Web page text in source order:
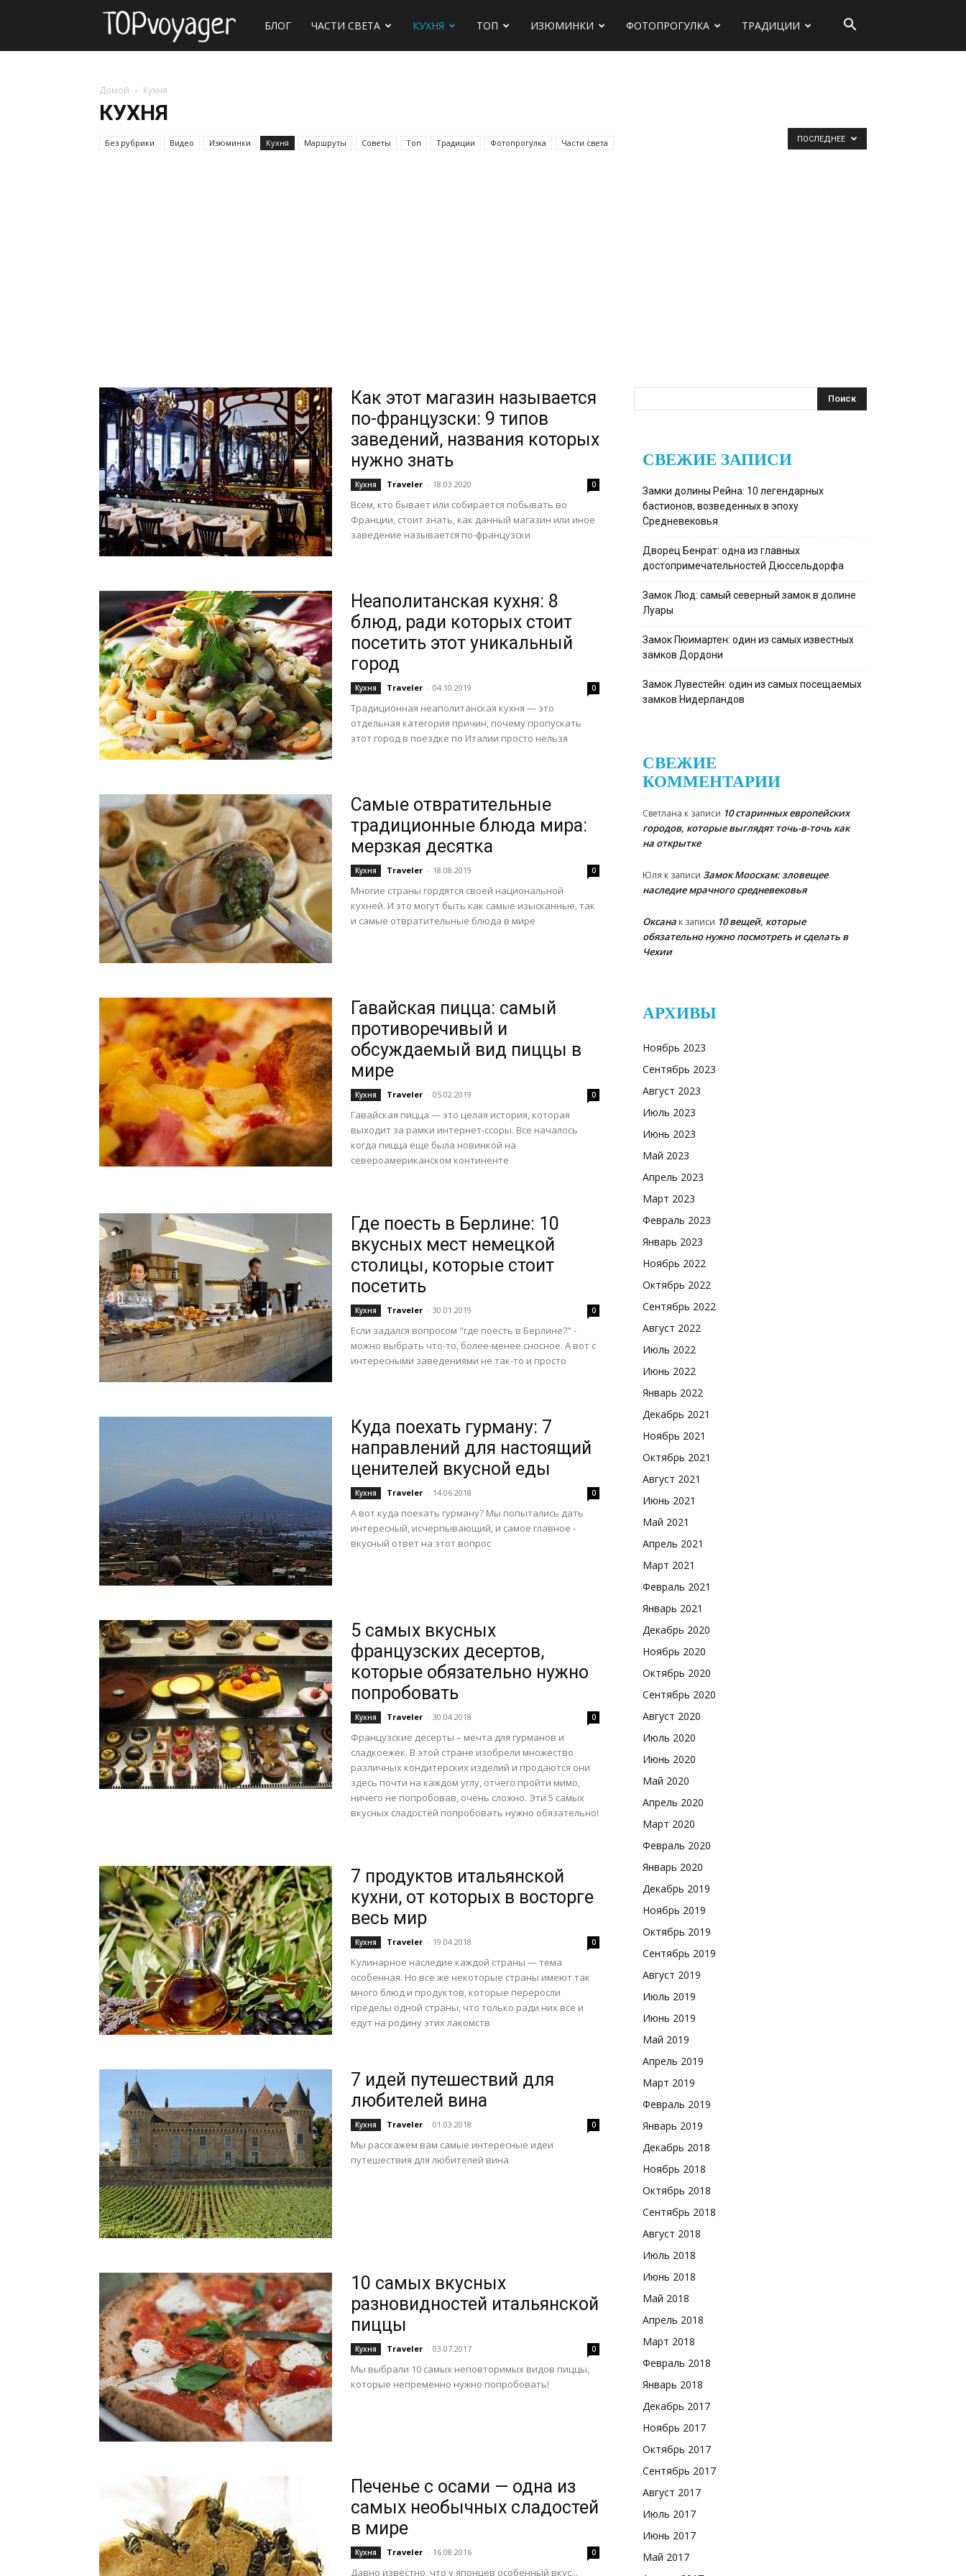
Сайт
БЛОГ ЧАСТИ СВЕТА КУХНЯ ТОП ИЗЮМИНКИ ФОТОПРОГУЛКА ТРАДИЦИИ
Домой Кухня
КУХНЯ
Без рубрики Видео Изюминки Кухня Маршруты Советы Топ Традиции Фотопрогулка Части света ПОСЛЕДНЕЕ
Как этот магазин называется
по-французски: 9 типов
заведений, названия которых
нужно знать
Кухня Traveler - 18.03.2020 0
Всем, кто бывает или собирается побывать во
Франции, стоит знать, как данный магазин или иное
заведение называется по-французски
Неаполитанская кухня: 8
блюд, ради которых стоит
посетить этот уникальный
город
Кухня Traveler - 04.10.2019 0
Традиционная неаполитанская кухня — это
отдельная категория причин, почему пропускать
этот город в поездке по Италии просто нельзя
Самые отвратительные
традиционные блюда мира:
мерзкая десятка
Кухня Traveler - 18.08.2019 0
Многие страны гордятся своей национальной
кухней. И это могут быть как самые изысканные, так
и самые отвратительные блюда в мире
Гавайская пицца: самый
противоречивый и
обсуждаемый вид пиццы в
мире
Кухня Traveler - 05.02.2019 0
Гавайская пицца — это целая история, которая
выходит за рамки интернет-ссоры. Все началось
когда пицца еще была новинкой на
североамериканском континенте
Где поесть в Берлине: 10
вкусных мест немецкой
столицы, которые стоит
посетить
Кухня Traveler - 30.01.2019 0
Если задался вопросом "где поесть в Берлине?" -
можно выбрать что-то, более-менее сносное. А вот с
интересными заведениями не так-то и просто
Куда поехать гурману: 7
направлений для настоящий
ценителей вкусной еды
Кухня Traveler - 14.06.2018 0
А вот куда поехать гурману? Мы попытались дать
интересный, исчерпывающий, и самое главное -
вкусный ответ на этот вопрос
5 самых вкусных
французских десертов,
которые обязательно нужно
попробовать
Кухня Traveler - 30.04.2018 0
Французские десерты – мечта для гурманов и
сладкоежек. В этой стране изобрели множество
различных кондитерских изделий и продаются они
здесь почти на каждом углу, отчего пройти мимо,
ничего не попробовав, очень сложно. Эти 5 самых
вкусных сладостей попробовать нужно обязательно!
7 продуктов итальянской
кухни, от которых в восторге
весь мир
Кухня Traveler - 19.04.2018 0
Кулинарное наследие каждой страны — тема
особенная. Но все же некоторые страны имеют так
много блюд и продуктов, которые переросли
пределы одной страны, что только ради них все и
едут на родину этих лакомств
7 идей путешествий для
любителей вина
Кухня Traveler - 01.03.2018 0
Мы расскажем вам самые интересные идеи
путешествия для любителей вина
10 самых вкусных
разновидностей итальянской
пиццы
Кухня Traveler - 03.07.2017 0
Мы выбрали 10 самых неповторимых видов пиццы,
которые непременно нужно попробовать!
Печенье с осами — одна из
самых необычных сладостей
в мире
Кухня Traveler - 16.08.2016 0
Давно известно, что у японцев особенный вкус...
СВЕЖИЕ ЗАПИСИ
Замки долины Рейна: 10 легендарных
бастионов, возведенных в эпоху
Средневековья
Дворец Бенрат: одна из главных
достопримечательностей Дюссельдорфа
Замок Люд: самый северный замок в долине
Луары
Замок Пюимартен: один из самых известных
замков Дордони
Замок Лувестейн: один из самых посещаемых
замков Нидерландов
СВЕЖИЕ
КОММЕНТАРИИ
Светлана к записи 10 старинных европейских
городов, которые выглядят точь-в-точь как
на открытке
Юля к записи Замок Моосхам: зловещее
наследие мрачного средневековья
Оксана к записи 10 вещей, которые
обязательно нужно посмотреть и сделать в
Чехии
АРХИВЫ
Ноябрь 2023
Сентябрь 2023
Август 2023
Июль 2023
Июнь 2023
Май 2023
Апрель 2023
Март 2023
Февраль 2023
Январь 2023
Ноябрь 2022
Октябрь 2022
Сентябрь 2022
Август 2022
Июль 2022
Июнь 2022
Январь 2022
Декабрь 2021
Ноябрь 2021
Октябрь 2021
Август 2021
Июнь 2021
Май 2021
Апрель 2021
Март 2021
Февраль 2021
Январь 2021
Декабрь 2020
Ноябрь 2020
Октябрь 2020
Сентябрь 2020
Август 2020
Июль 2020
Июнь 2020
Май 2020
Апрель 2020
Март 2020
Февраль 2020
Январь 2020
Декабрь 2019
Ноябрь 2019
Октябрь 2019
Сентябрь 2019
Август 2019
Июль 2019
Июнь 2019
Май 2019
Апрель 2019
Март 2019
Февраль 2019
Январь 2019
Декабрь 2018
Ноябрь 2018
Октябрь 2018
Сентябрь 2018
Август 2018
Июль 2018
Июнь 2018
Май 2018
Апрель 2018
Март 2018
Февраль 2018
Январь 2018
Декабрь 2017
Ноябрь 2017
Октябрь 2017
Сентябрь 2017
Август 2017
Июль 2017
Июнь 2017
Май 2017